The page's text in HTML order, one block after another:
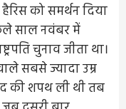
को समर्थन दिया
साल नवंबर में
चुनाव जीता था।
सबसे ज्यादा उम्र
की शपथ ली थी तब